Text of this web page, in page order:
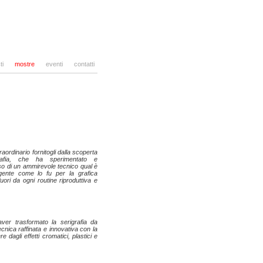
mostre eventi contatti
fornitogli dalla scoperta
che ha sperimentato e
di un ammirevole tecnico qual è
come lo fu per la grafica
da ogni routine riproduttiva e
trasformato la serigrafia da
raffinata e innovativa con la
dagli effetti cromatici, plastici e